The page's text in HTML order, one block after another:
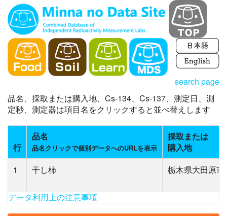
search page
品名、採取または購入地、Cs-134、Cs-137、測定日、測
定秒、測定器は項目名をクリックすると並べ替えします
行
品名
品名クリックで個別データへのURLを表示
採取または
購入地
1
干し柿 栃木県大田原市
データ利用上の注意事項